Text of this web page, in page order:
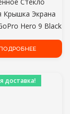
Крышка Экрана
Hero 9 Black
Защитная
Go pro
доставка!